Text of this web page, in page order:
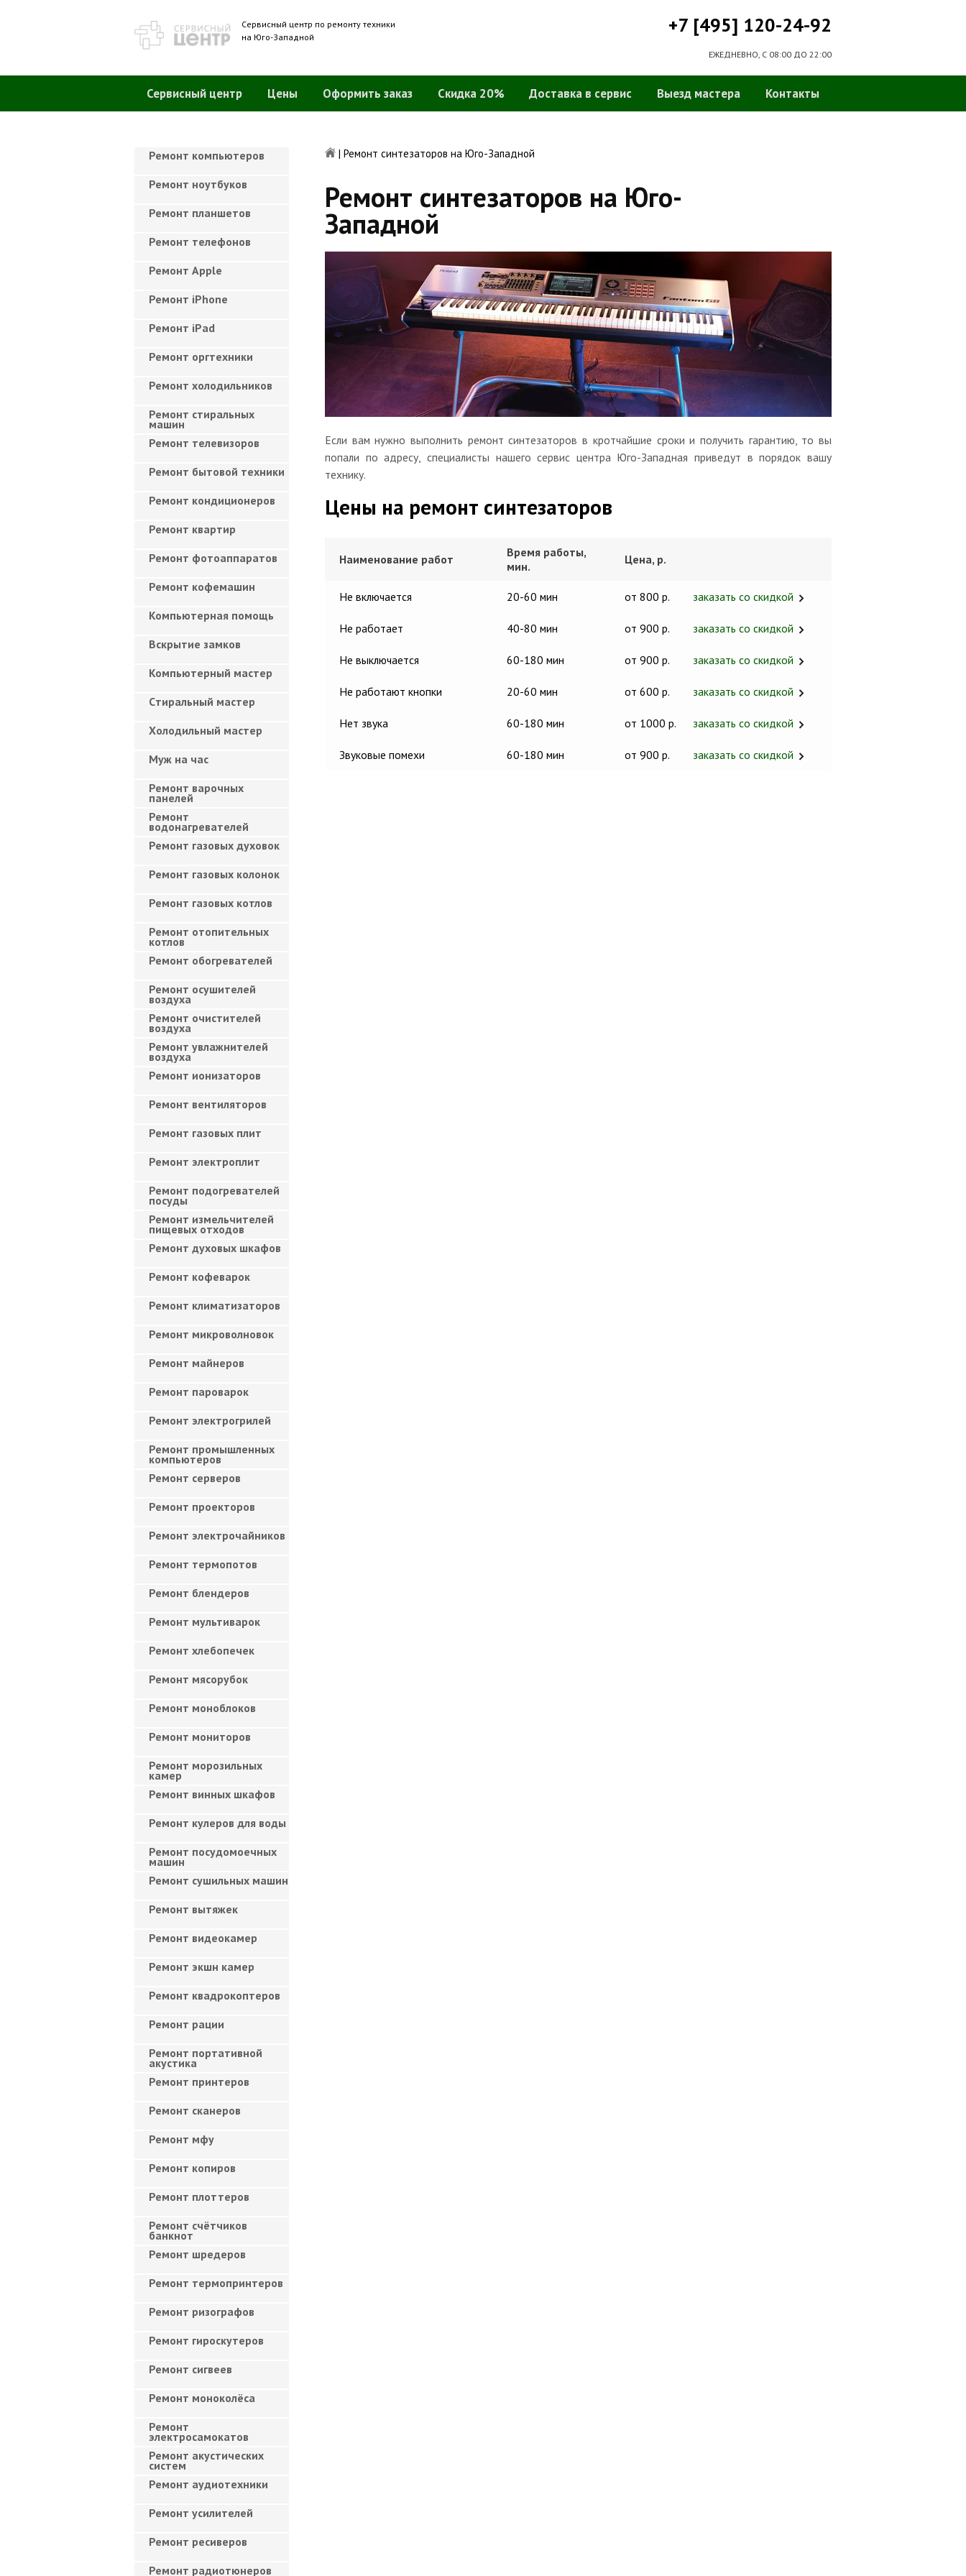
Сервисный центр по ремонту техники
на Юго-Западной
+7 [495] 120-24-92
ЕЖЕДНЕВНО, С 08:00 ДО 22:00
Сервисный центр Цены Оформить заказ Скидка 20% Доставка в сервис Выезд мастера Контакты
| Ремонт синтезаторов на Юго-Западной
Ремонт синтезаторов на Юго-
Западной
Если вам нужно выполнить ремонт синтезаторов в кротчайшие сроки и получить гарантию, то вы
попали по адресу, специалисты нашего сервис центра Юго-Западная приведут в порядок вашу
технику.
Цены на ремонт синтезаторов
Наименование работ
Время работы,
мин.
Цена, р.
Не включается 20-60 мин от 800 р. заказать со скидкой
Не работает 40-80 мин от 900 р. заказать со скидкой
Не выключается 60-180 мин от 900 р. заказать со скидкой
Не работают кнопки 20-60 мин от 600 р. заказать со скидкой
Нет звука 60-180 мин от 1000 р. заказать со скидкой
Звуковые помехи 60-180 мин от 900 р. заказать со скидкой
Ремонт компьютеров
Ремонт ноутбуков
Ремонт планшетов
Ремонт телефонов
Ремонт Apple
Ремонт iPhone
Ремонт iPad
Ремонт оргтехники
Ремонт холодильников
Ремонт стиральных
машин
Ремонт телевизоров
Ремонт бытовой техники
Ремонт кондиционеров
Ремонт квартир
Ремонт фотоаппаратов
Ремонт кофемашин
Компьютерная помощь
Вскрытие замков
Компьютерный мастер
Cтиральный мастер
Холодильный мастер
Муж на час
Ремонт варочных
панелей
Ремонт
водонагревателей
Ремонт газовых духовок
Ремонт газовых колонок
Ремонт газовых котлов
Ремонт отопительных
котлов
Ремонт обогревателей
Ремонт осушителей
воздуха
Ремонт очистителей
воздуха
Ремонт увлажнителей
воздуха
Ремонт ионизаторов
Ремонт вентиляторов
Ремонт газовых плит
Ремонт электроплит
Ремонт подогревателей
посуды
Ремонт измельчителей
пищевых отходов
Ремонт духовых шкафов
Ремонт кофеварок
Ремонт климатизаторов
Ремонт микроволновок
Ремонт майнеров
Ремонт пароварок
Ремонт электрогрилей
Ремонт промышленных
компьютеров
Ремонт серверов
Ремонт проекторов
Ремонт электрочайников
Ремонт термопотов
Ремонт блендеров
Ремонт мультиварок
Ремонт хлебопечек
Ремонт мясорубок
Ремонт моноблоков
Ремонт мониторов
Ремонт морозильных
камер
Ремонт винных шкафов
Ремонт кулеров для воды
Ремонт посудомоечных
машин
Ремонт сушильных машин
Ремонт вытяжек
Ремонт видеокамер
Ремонт экшн камер
Ремонт квадрокоптеров
Ремонт рации
Ремонт портативной
акустика
Ремонт принтеров
Ремонт сканеров
Ремонт мфу
Ремонт копиров
Ремонт плоттеров
Ремонт счётчиков
банкнот
Ремонт шредеров
Ремонт термопринтеров
Ремонт ризографов
Ремонт гироскутеров
Ремонт сигвеев
Ремонт моноколёса
Ремонт
электросамокатов
Ремонт акустических
систем
Ремонт аудиотехники
Ремонт усилителей
Ремонт ресиверов
Ремонт радиотюнеров